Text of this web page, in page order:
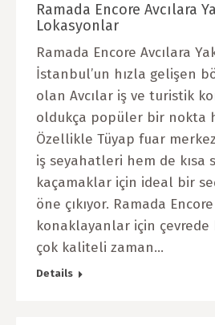
Ramada Encore Avcılara
Lokasyonlar
Ramada Encore Avcılara
İstanbul’un hızla gelişen
olan Avcılar iş ve turistik
oldukça popüler bir nokta
Özellikle Tüyap fuar
iş seyahatleri hem de kısa
kaçamaklar için ideal bir
öne çıkıyor. Ramada Encore
konaklayanlar için
çok kaliteli zaman…
Details